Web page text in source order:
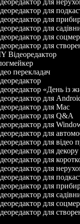
для
для
для
для
для
для
Відеоредактор
перекладач
«День із
для Android
для Mac
для Q&A
для
для
для відео
для декору
для
для
для
для
для
для
для